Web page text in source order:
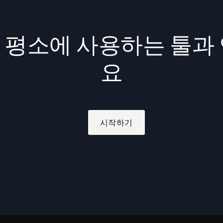
소에 사용하는 툴과
요
시작하기